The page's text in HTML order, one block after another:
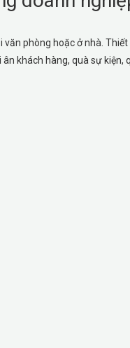
phòng hoặc ở nhà.
khách hàng, quà sự kiện,